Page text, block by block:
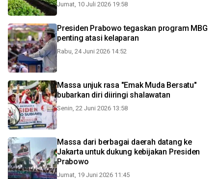
Jumat, 10 Juli 2026 19:58
Presiden Prabowo tegaskan program MBG
penting atasi kelaparan
Rabu, 24 Juni 2026 14:52
Massa unjuk rasa "Emak Muda Bersatu"
bubarkan diri diiringi shalawatan
Senin, 22 Juni 2026 13:58
Massa dari berbagai daerah datang ke
Jakarta untuk dukung kebijakan Presiden
Prabowo
Jumat, 19 Juni 2026 11:45